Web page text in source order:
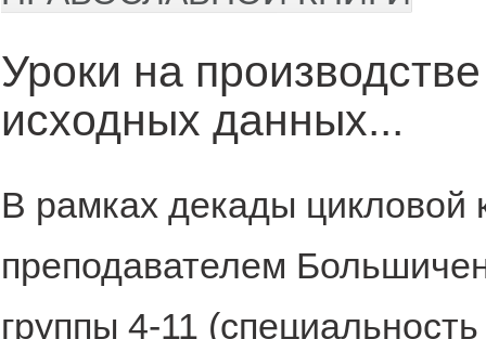
Уроки на
исходных данных...
В рамках декады
преподавателем
группы 4-11